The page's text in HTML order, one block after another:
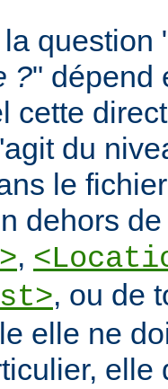
question
?" dépend
cette
du
le
dehors
,
, ou de
elle ne
elle